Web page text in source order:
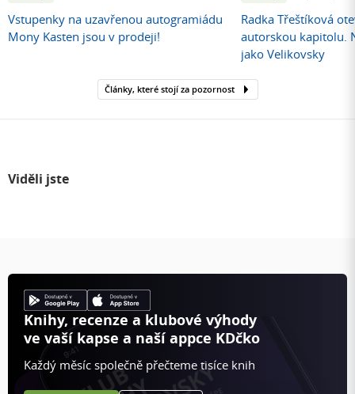
Vstupenky na uzavřenou autogramiádu
Mony Kasten jsou v prodeji!
Radka Třeštíková
autorskou kapitolu.
jako Velikovsky
Články, které stojí za pozornost
Viděli jste
Knihy, recenze a klubové výhody
ve vaší kapse a naší appce KDčko
Každý měsíc společně přečteme tisíce knih